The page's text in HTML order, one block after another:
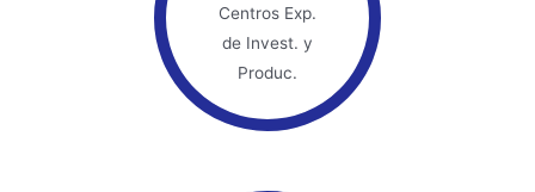
Centros Exp.
de Invest. y
Produc.